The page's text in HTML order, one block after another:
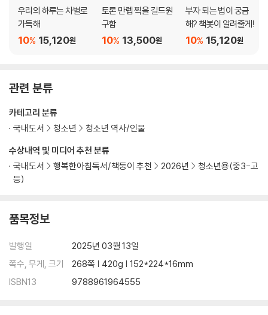
책에서 우리는 탁자 위에 놓인 사소한 사물 하나가 인류의 경제와 사회, 문
화에 얼마나 큰 영향을 미쳤는지를 발견할 수 있다. 이를 통해 독자들은 자
연스럽게 세계사와 경제사의 흐름을 이해하고, 자본주의의 개념과 작동 원
리를 쉽고 흥미롭게 배울 수 있다.
거와 현재, 그리고 미래를 연결하는 경제적·사회적 원리를 쉽게 이해하고,
세계사를 더욱 깊이 있게 바라볼 수 있는 안목을 기를 수 있다. 그림 속 사
물들이 들려주는 생생한 이야기 속으로 빠져보자!
★추천 포인트★
√ 정물화 속 사물들을 통해 쉽게 배우는 역사와 경제
√ 중·고등학생을 위한 교양 필독서
우리의 하루는 차별로
가득해
15,120원
10%
토론 만렙 찍을 길드원
구함
13,500원
10%
부자 되는 법이 궁금
해? 책봇이 알려줄게!
15,120원
10%
관련 분류
수상내역 및 미디어 추천 분류
국내도서
행복한아침독서/책둥이 추천 2026년
청소년용(중3-고
등)
카테고리 분류
국내도서
청소년 청소년 역사/인물
품목정보
발행일
2025년 03월 13일
쪽수, 무게, 크기
268쪽 | 420g | 152*224*16mm
ISBN13
9788961964555